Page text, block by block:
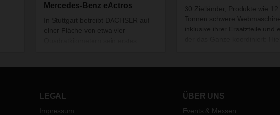
Mercedes-Benz eActros
In Stuttgart betreibt DACHSER auf
einer Fläche von etwa vier
Innenstadt jetzt komplett.
30 Zielländer, Produkte wie 12
Tonnen schwere
inklusive ihrer Ersatzteile und
DACHSER.
LEGAL
Impressum
ÜBER UNS
Events & Messen